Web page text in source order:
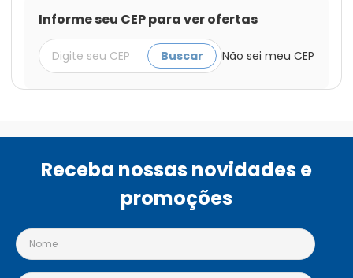
Informe seu CEP para ver ofertas
Buscar Não sei meu CEP
Receba nossas novidades e
promoções